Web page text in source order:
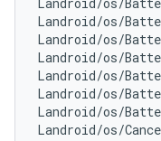
Landroid/os/
Landroid/os/
Landroid/os/
Landroid/os/
Landroid/os/
Landroid/os/
Landroid/os/